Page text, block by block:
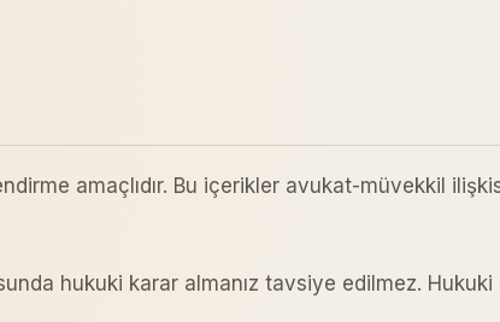
amaçlıdır. Bu içerikler avukat-müvekkil
hukuki karar almanız tavsiye edilmez. Hukuki